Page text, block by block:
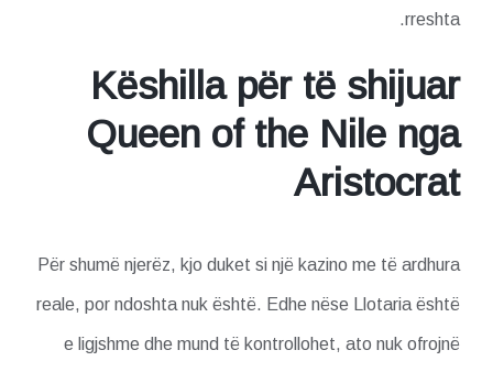
rreshta.
Këshilla për të shijuar
Queen of the Nile nga
Aristocrat
Për shumë njerëz, kjo duket si një kazino me të ardhura
reale, por ndoshta nuk është. Edhe nëse Llotaria është
e ligjshme dhe mund të kontrollohet, ato nuk ofrojnë